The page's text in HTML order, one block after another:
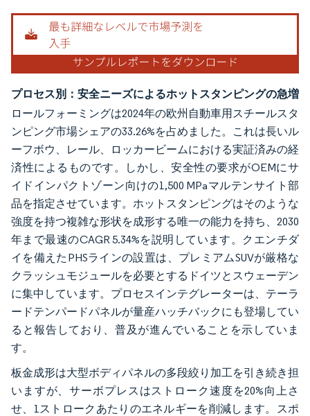
プロセス別：安全ニーズによるホットスタンピングの急増
ロールフォーミングは2024年の欧州自動車用スチールスタ
ンピング市場シェアの33.26%を占めました。これは長いル
ーフボウ、レール、ロッカービームにおける実証済みの経
済性によるものです。しかし、安全性の要求がOEMにサ
イドインパクトゾーン向けの1,500 MPaマルテンサイト部
品を指定させています。ホットスタンピングはそのような
強度を持つ複雑な形状を成形する唯一の能力を持ち、2030
年まで最速のCAGR 5.34%を説明しています。クエンチダ
イを備えたPHSラインの設置は、プレミアムSUVが厳格な
クラッシュモジュールを必要とするドイツとスウェーデン
に集中しています。プロセスインテグレーターは、テーラ
ードテンパードパネルが量産ハッチバックにも登場してい
ると報告しており、普及が進んでいることを示していま
す。
板金成形は大型ボディパネルの多段絞り加工を引き続き担
いますが、サーボプレスはストローク速度を20%向上さ
せ、1ストロークあたりのエネルギーを削減します。スポ